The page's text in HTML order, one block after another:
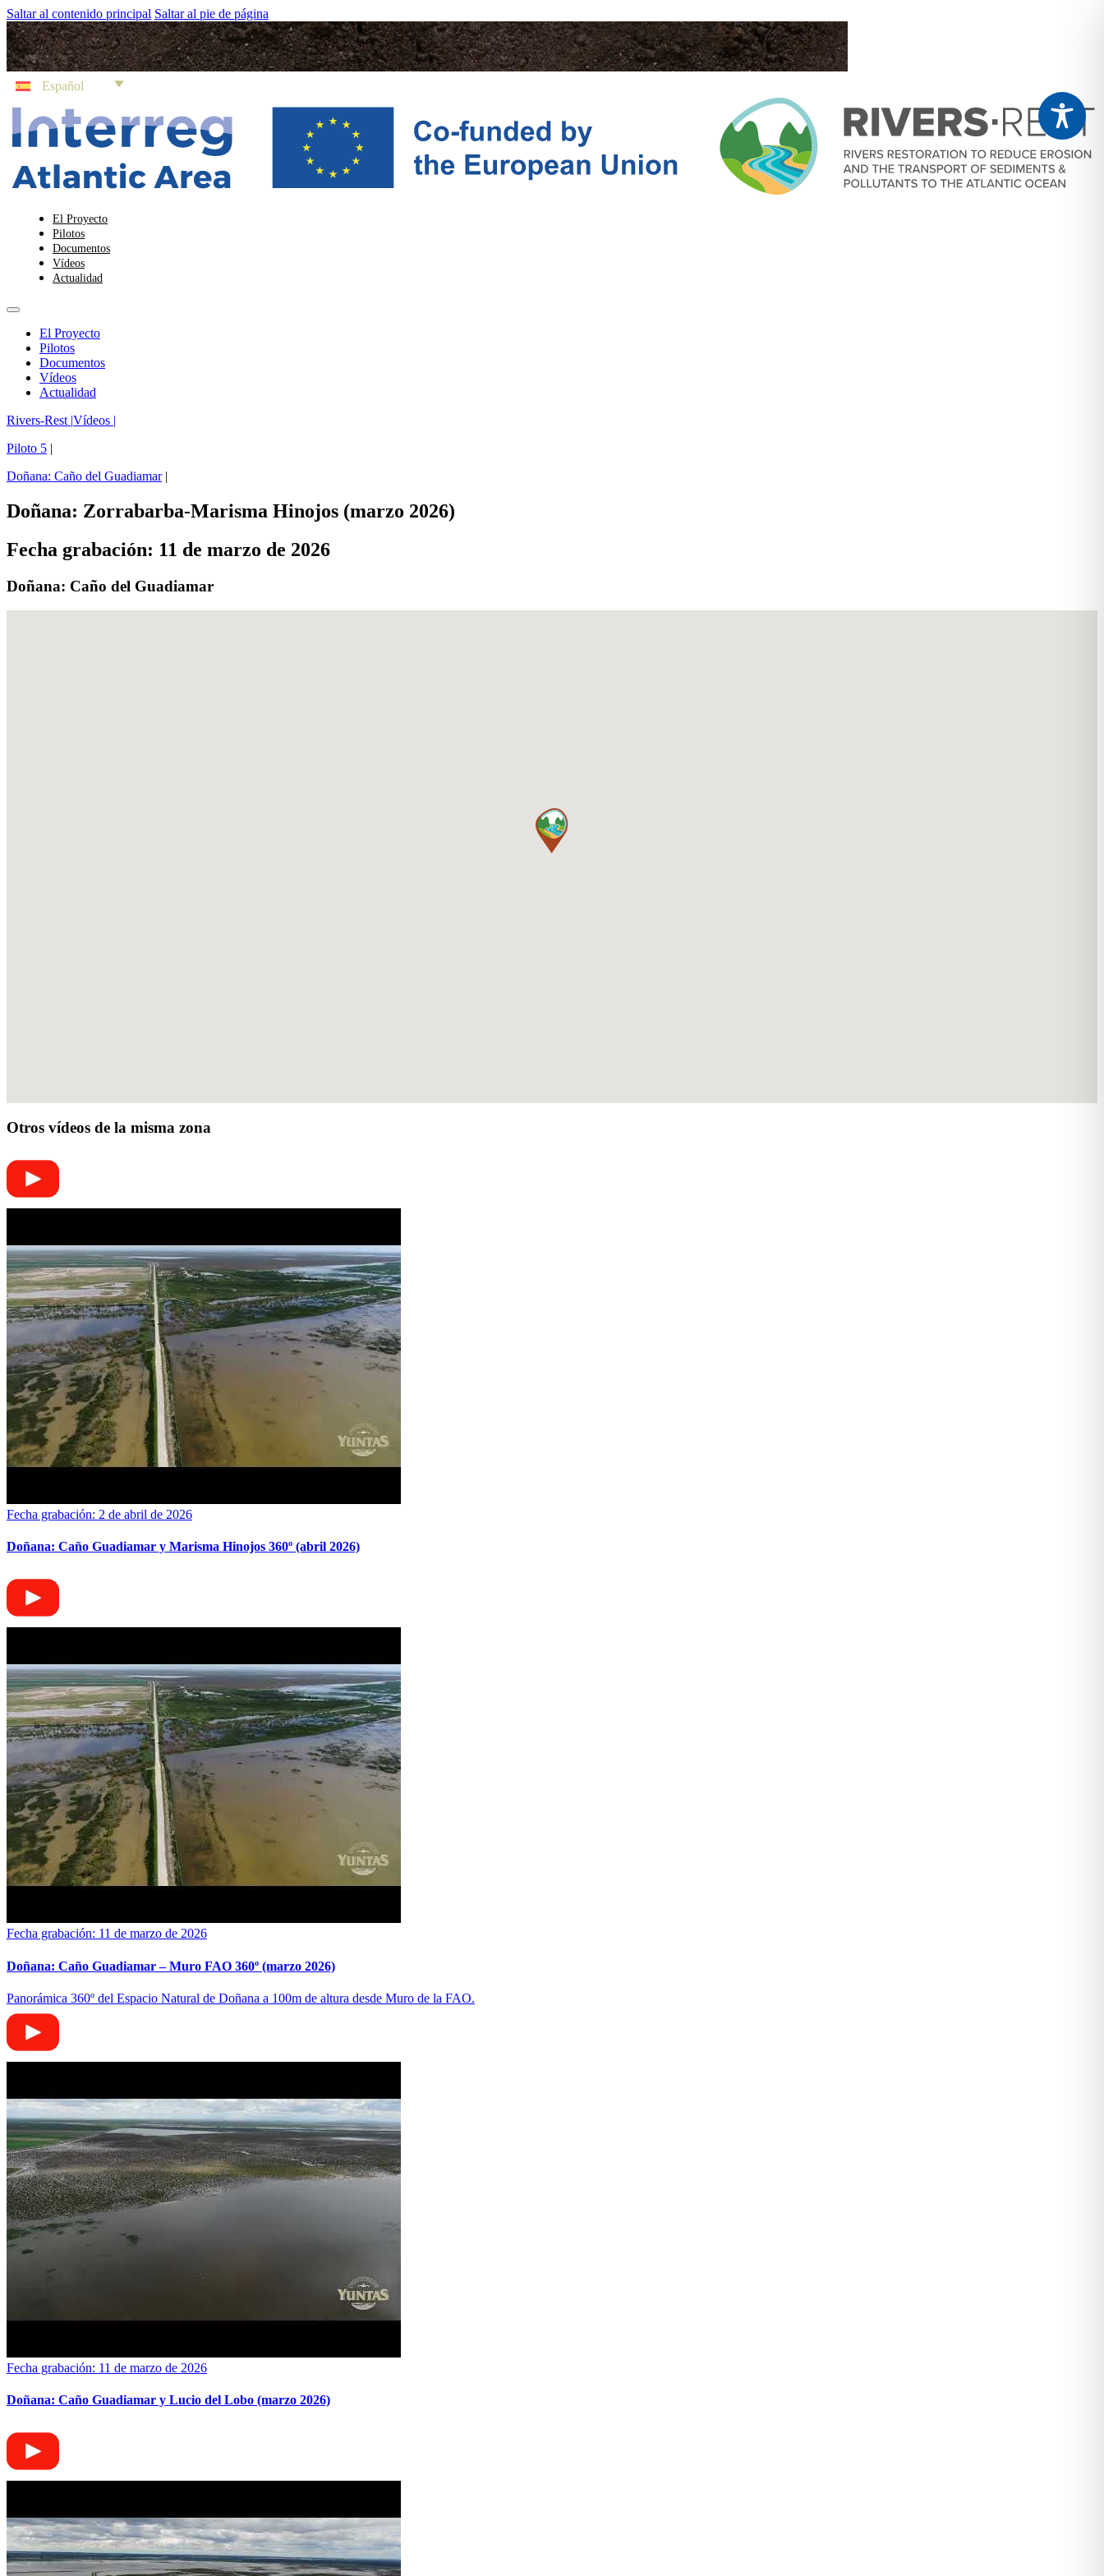
Saltar al contenido principal Saltar al pie de página
Español
El Proyecto
Pilotos
Documentos
Vídeos
Actualidad
El Proyecto
Pilotos
Documentos
Vídeos
Actualidad
Rivers-Rest |Vídeos |
Piloto 5 |
Doñana: Caño del Guadiamar|
Doñana: Zorrabarba-Marisma Hinojos (marzo 2026)
Fecha grabación: 11 de marzo de 2026
Doñana: Caño del Guadiamar
Otros vídeos de la misma zona
Fecha grabación: 2 de abril de 2026
Doñana: Caño Guadiamar y Marisma Hinojos 360º (abril 2026)
Fecha grabación: 11 de marzo de 2026
Doñana: Caño Guadiamar – Muro FAO 360º (marzo 2026)
Panorámica 360º del Espacio Natural de Doñana a 100m de altura desde Muro de la FAO.
Fecha grabación: 11 de marzo de 2026
Doñana: Caño Guadiamar y Lucio del Lobo (marzo 2026)